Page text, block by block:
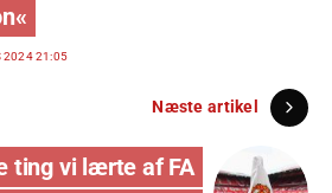
2024 21:05
Næste artikel
ting vi lærte af FA